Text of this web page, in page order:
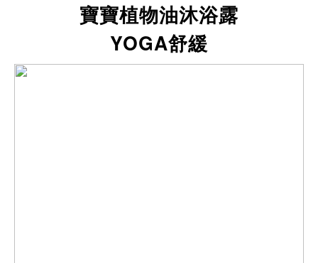
寶寶植物油沐浴露
YOGA舒緩